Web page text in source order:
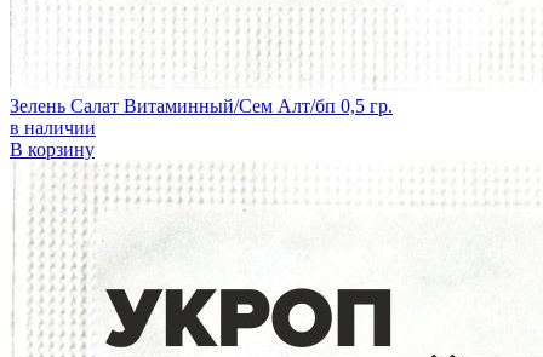
Зелень Салат Витаминный/Сем Алт/бп 0,5 гр.
в наличии
В корзину